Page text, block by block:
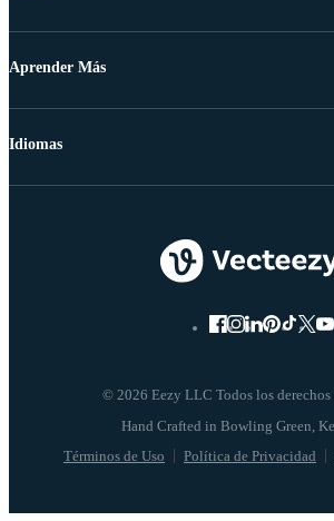
Aprender Más
© 2026 Eezy LLC Todos los derechos
Términos de Uso Política de Privacidad
Idiomas